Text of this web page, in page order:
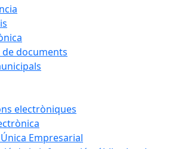
documents
electròniques
Empresarial